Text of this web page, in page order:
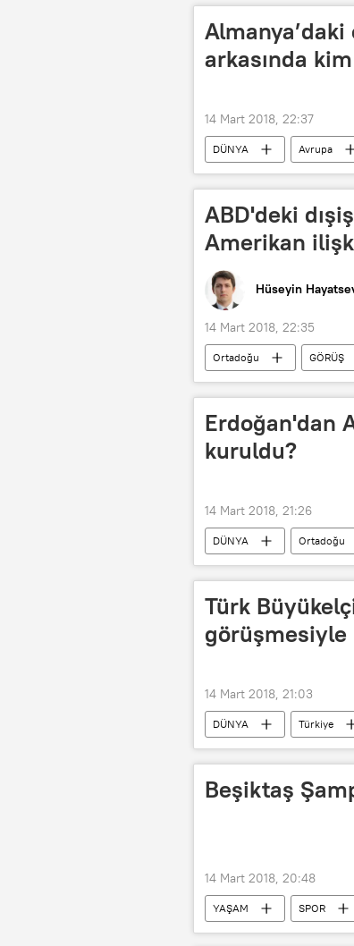
arkasında
14 Mart 2018, 22:37
DÜNYA Avrupa
Avrupalı Türk Demokratlar
ABD'deki
Amerikan
Hüseyin
14 Mart 2018, 22:35
Ortadoğu GÖRÜŞ
ABD
TÜRKİYE
Türkiye-ABD ilişkileri
Erdoğan'dan
kuruldu?
14 Mart 2018, 21:26
DÜNYA Ortadoğu
ABD
TÜRKİYE
Türk
14 Mart 2018, 21:03
DÜNYA Türkiye
ABD
Hüseyin Diriöz
Beşiktaş
14 Mart 2018, 20:48
YAŞAM SPOR